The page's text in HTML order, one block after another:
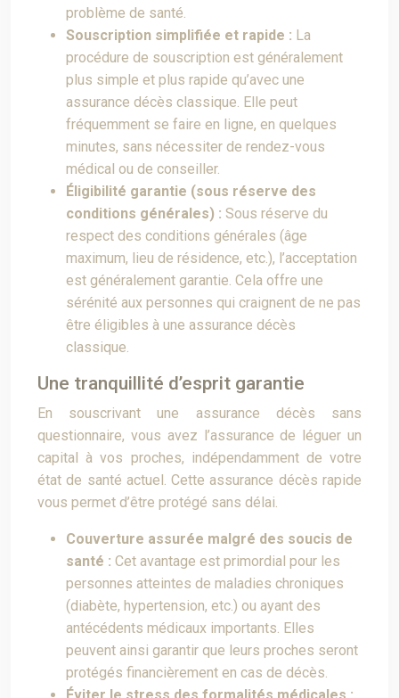
problème de santé.
Souscription simplifiée et rapide : La
procédure de souscription est généralement
plus simple et plus rapide qu’avec une
assurance décès classique. Elle peut
fréquemment se faire en ligne, en quelques
minutes, sans nécessiter de rendez-vous
médical ou de conseiller.
Éligibilité garantie (sous réserve des
conditions générales) : Sous réserve du
respect des conditions générales (âge
maximum, lieu de résidence, etc.), l’acceptation
est généralement garantie. Cela offre une
sérénité aux personnes qui craignent de ne pas
être éligibles à une assurance décès
classique.
Une tranquillité d’esprit garantie
En souscrivant une assurance décès sans
questionnaire, vous avez l’assurance de léguer un
capital à vos proches, indépendamment de votre
état de santé actuel. Cette assurance décès rapide
vous permet d’être protégé sans délai.
Couverture assurée malgré des soucis de
santé : Cet avantage est primordial pour les
personnes atteintes de maladies chroniques
(diabète, hypertension, etc.) ou ayant des
antécédents médicaux importants. Elles
peuvent ainsi garantir que leurs proches seront
protégés financièrement en cas de décès.